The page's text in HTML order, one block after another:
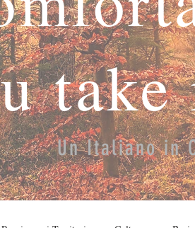
Un Italiano in